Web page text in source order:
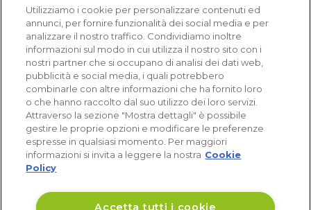
Acquisti verificati
Utilizziamo i cookie per personalizzare contenuti ed
annunci, per fornire funzionalità dei social media e per
analizzare il nostro traffico. Condividiamo inoltre
informazioni sul modo in cui utilizza il nostro sito con i
nostri partner che si occupano di analisi dei dati web,
pubblicità e social media, i quali potrebbero
combinarle con altre informazioni che ha fornito loro
o che hanno raccolto dal suo utilizzo dei loro servizi.
Attraverso la sezione "Mostra dettagli" è possibile
gestire le proprie opzioni e modificare le preferenze
espresse in qualsiasi momento. Per maggiori
informazioni si invita a leggere la nostra Cookie
Policy
Accetta tutti i cookie